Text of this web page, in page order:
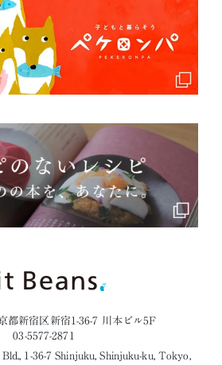
都新宿区新宿1-36-7 川本ビル5F
03-5577-2871
1-36-7 Shinjuku, Shinjuku-ku, Tokyo,